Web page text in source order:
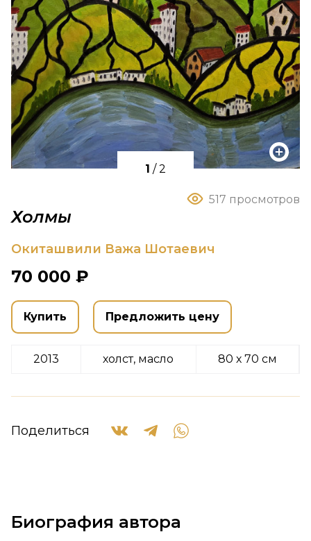
1 /2
517 просмотров
Холмы
Окиташвили Важа Шотаевич
70 000 ₽
Купить Предложить цену
2013 холст, масло 80 х 70 см
Поделиться
Биография автора